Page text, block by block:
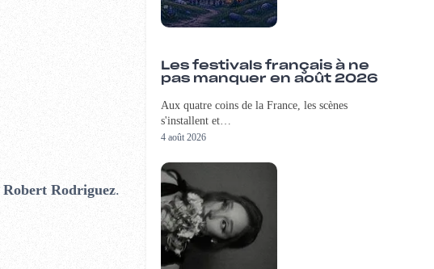
Robert Rodriguez.
Les festivals français à ne
pas manquer en août 2026
Aux quatre coins de la France, les scènes
s'installent et…
4 août 2026